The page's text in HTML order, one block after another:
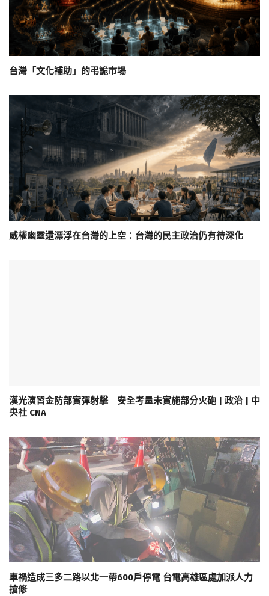
台灣「文化補助」的弔詭市場
威權幽靈還漂浮在台灣的上空：台灣的民主政治仍有待深化
漢光演習金防部實彈射擊 安全考量未實施部分火砲 | 政治 | 中
央社 CNA
車禍造成三多二路以北一帶600戶停電 台電高雄區處加派人力
搶修